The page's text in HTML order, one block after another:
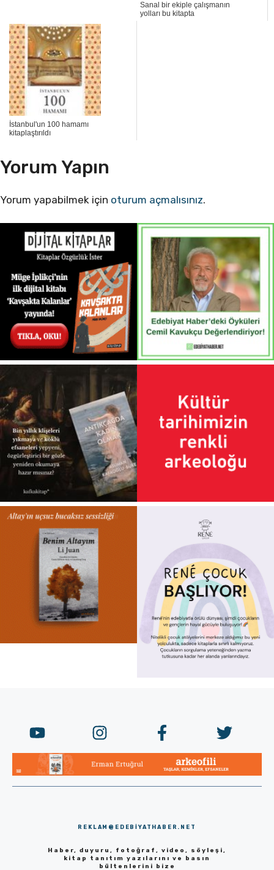
Sanal bir ekiple çalışmanın
yolları bu kitapta
İstanbul'un 100 hamamı
kitaplaştırıldı
Yorum Yapın
Yorum yapabilmek için oturum açmalısınız.
REKLAM@EDEBIYATHABER.NET
Haber, duyuru, fotoğraf, video, söyleşi,
kitap tanıtım yazılarını ve basın
bültenlerini bize